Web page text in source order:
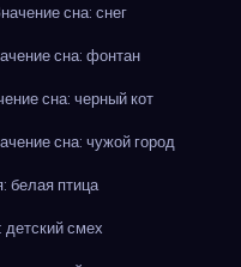
сна: снег
сна: фонтан
сна: черный кот
сна: чужой город
белая птица
смех